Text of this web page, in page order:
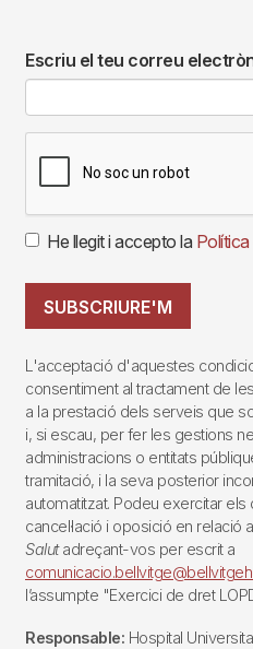
Escriu el teu correu
He llegit i accepto la
SUBSCRIURE'M
L'acceptació d'aquestes
consentiment al tractament de
a la prestació dels serveis que
i, si escau, per fer les gestions
administracions o entitats
tramitació, i la seva posterior
automatitzat. Podeu exercitar els
cancel·lació i oposició en relació
Salutadreçant-vos per escrit a
l’assumpte "Exercici de dret
Responsable: Hospital